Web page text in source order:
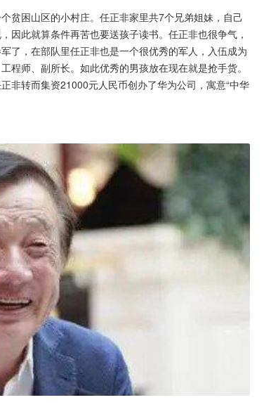
贫困山区的小村庄。任正非家里共7个兄弟姐妹，自己
因此就算条件再苦也要送孩子读书。任正非也很争气，
了，在部队里任正非也是一个很优秀的军人，入伍成为
师、副所长。如此优秀的男孩放在现在就是抢手货。
非转而集资21000元人民币创办了华为公司，寓意“中华